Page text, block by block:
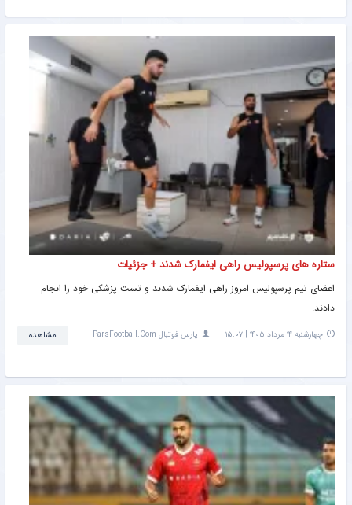
ستاره های پرسپولیس راهی ایفمارک شدند + جزئیات
اعضای تیم پرسپولیس امروز راهی ایفمارک شدند و تست پزشکی خود را انجام
دادند.
چهارشنبه ۱۴ مرداد ۱۴۰۵ | ۱۵:۰۷ پارس فوتبال ParsFootball.Com مشاهده